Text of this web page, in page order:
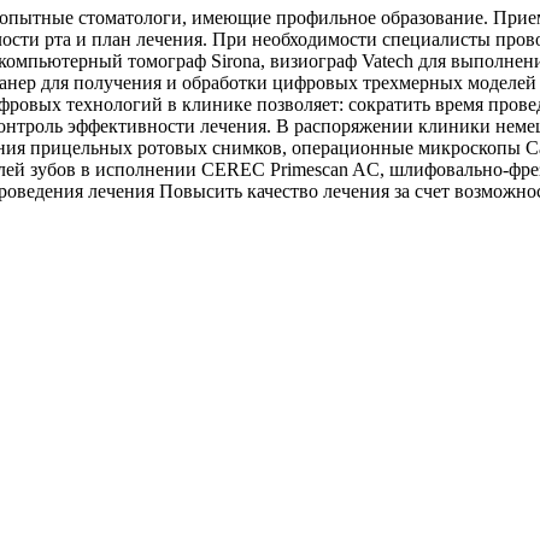
стоматологи, имеющие профильное образование.
рта и план лечения. При необходимости специалисты
томограф Sirona, визиограф Vatech для
для получения и обработки цифровых трехмерных
технологий в клинике позволяет: сократить время
эффективности лечения. В распоряжении клиники
прицельных ротовых снимков, операционные микроскопы
зубов в исполнении CEREC Primescan AC, шлифовально-
лечения Повысить качество лечения за счет